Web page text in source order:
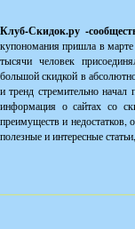
Клуб-Скидок.ру -
купономания пришла в
тысячи человек
большой скидкой в
и тренд стремительно начал
информация о сайтах со
преимуществ и недостатков,
полезные и интересные